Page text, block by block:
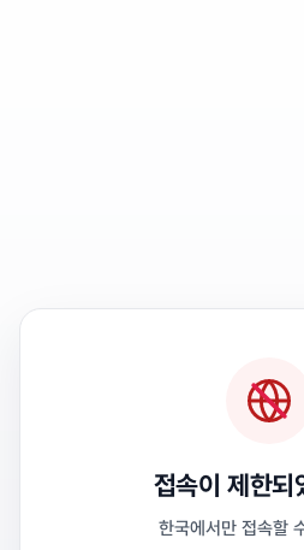
접속이 제한되
한국에서만 접속할